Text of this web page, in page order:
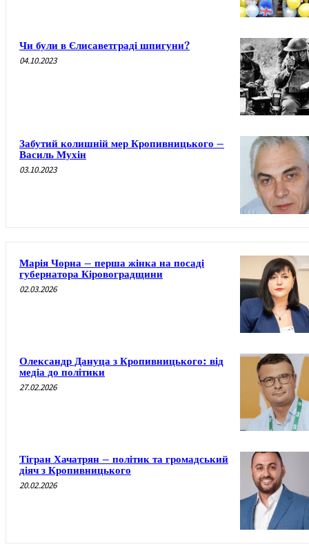
Чи були в Єлисаветграді шпигуни?
04.10.2023
Забутий колишній мер Кропивницького –
Василь Мухін
03.10.2023
Марія Чорна – перша жінка на посаді
губернатора Кіровоградщини
02.03.2026
Олександр Дануца з Кропивницького: від
медіа до політики
27.02.2026
Тігран Хачатрян – політик та громадський
діяч з Кропивницького
20.02.2026